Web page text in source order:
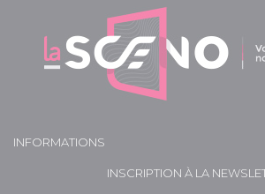
INFORMATIONS
INSCRIPTION À LA